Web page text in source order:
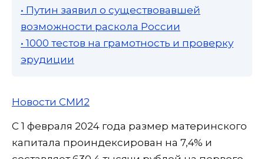
• Путин заявил о существовавшей
возможности раскола России
• 1000 тестов на грамотность и проверку
эрудиции
Новости СМИ2
С 1 февраля 2024 года размер материнского
капитала проиндексирован на 7,4% и